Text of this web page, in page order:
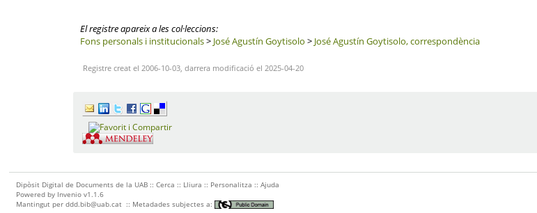
El registre apareix a les col·leccions:
Fons personals i institucionals> José Agustín Goytisolo > José Agustín Goytisolo, correspondència
Registre creat el 2006-10-03, darrera modificació el 2025-04-20
Dipòsit Digital de Documents de la UAB ::Cerca :: Lliura :: Personalitza ::Ajuda
Powered by Invenio v1.1.6
Mantingut perddd.bib@uab.cat :: Metadades subjectes a: